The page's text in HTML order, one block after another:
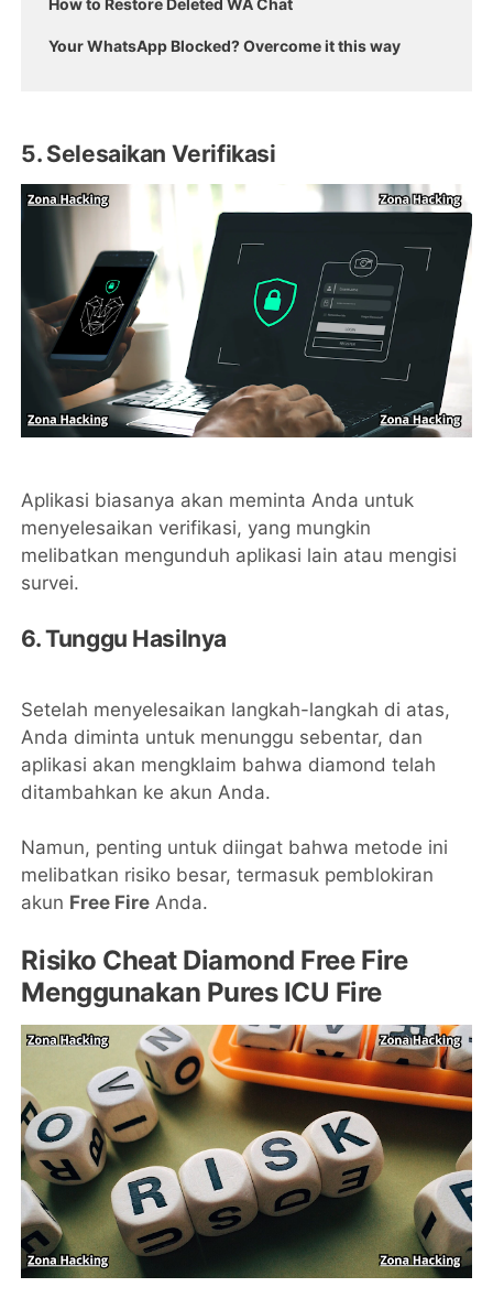
How to Restore Deleted WA Chat
Your WhatsApp Blocked? Overcome it this way
5. Selesaikan Verifikasi
Aplikasi biasanya akan meminta Anda untuk
menyelesaikan verifikasi, yang mungkin
melibatkan mengunduh aplikasi lain atau mengisi
survei.
6. Tunggu Hasilnya
Setelah menyelesaikan langkah-langkah di atas,
Anda diminta untuk menunggu sebentar, dan
aplikasi akan mengklaim bahwa diamond telah
ditambahkan ke akun Anda.
Namun, penting untuk diingat bahwa metode ini
melibatkan risiko besar, termasuk pemblokiran
akun Free Fire Anda.
Risiko Cheat Diamond Free Fire
Menggunakan Pures ICU Fire